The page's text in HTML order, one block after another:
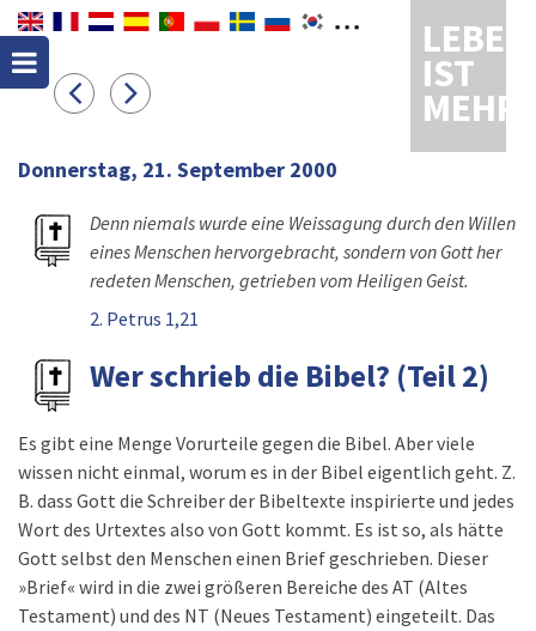
LEBEN
IST
MEHR
Donnerstag, 21. September 2000
Denn niemals wurde eine Weissagung durch den Willen
eines Menschen hervorgebracht, sondern von Gott her
redeten Menschen, getrieben vom Heiligen Geist.
2. Petrus 1,21
Wer schrieb die Bibel? (Teil 2)
Es gibt eine Menge Vorurteile gegen die Bibel. Aber viele
wissen nicht einmal, worum es in der Bibel eigentlich geht. Z.
B. dass Gott die Schreiber der Bibeltexte inspirierte und jedes
Wort des Urtextes also von Gott kommt. Es ist so, als hätte
Gott selbst den Menschen einen Brief geschrieben. Dieser
»Brief« wird in die zwei größeren Bereiche des AT (Altes
Testament) und des NT (Neues Testament) eingeteilt. Das